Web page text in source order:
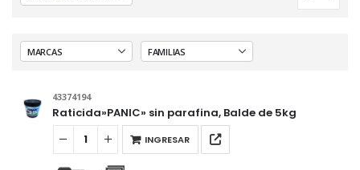
43374194
Raticida»PANIC» sin parafina, Balde de 5kg
INGRESAR